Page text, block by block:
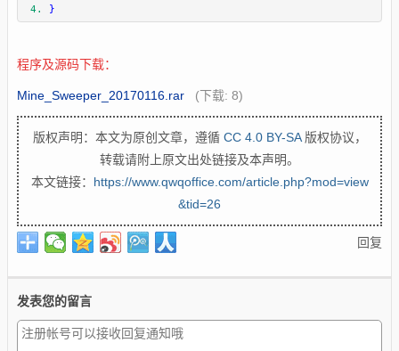
}
程序及源码下载：
Mine_Sweeper_20170116.rar (下载: 8)
版权声明：本文为原创文章，遵循 CC 4.0 BY-SA版权协议，
转载请附上原文出处链接及本声明。
本文链接： https://www.qwqoffice.com/article.php?mod=view
&tid=26
回复
发表您的留言